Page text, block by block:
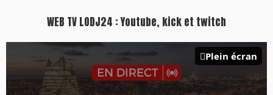
WEB TV LODJ24 : Youtube, kick et twitch
Plein écran